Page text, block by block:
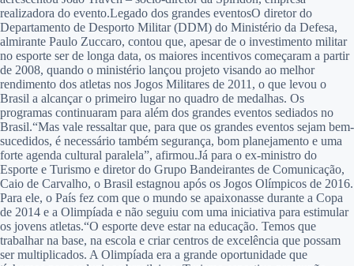
realizadora do evento.Legado dos grandes eventosO diretor do
Departamento de Desporto Militar (DDM) do Ministério da Defesa,
almirante Paulo Zuccaro, contou que, apesar de o investimento militar
no esporte ser de longa data, os maiores incentivos começaram a partir
de 2008, quando o ministério lançou projeto visando ao melhor
rendimento dos atletas nos Jogos Militares de 2011, o que levou o
Brasil a alcançar o primeiro lugar no quadro de medalhas. Os
programas continuaram para além dos grandes eventos sediados no
Brasil.“Mas vale ressaltar que, para que os grandes eventos sejam bem-
sucedidos, é necessário também segurança, bom planejamento e uma
forte agenda cultural paralela”, afirmou.Já para o ex-ministro do
Esporte e Turismo e diretor do Grupo Bandeirantes de Comunicação,
Caio de Carvalho, o Brasil estagnou após os Jogos Olímpicos de 2016.
Para ele, o País fez com que o mundo se apaixonasse durante a Copa
de 2014 e a Olimpíada e não seguiu com uma iniciativa para estimular
os jovens atletas.“O esporte deve estar na educação. Temos que
trabalhar na base, na escola e criar centros de excelência que possam
ser multiplicados. A Olimpíada era a grande oportunidade que